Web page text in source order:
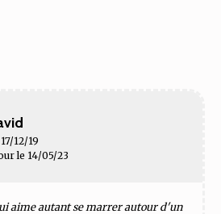
12/19
le 14/05/23
aime autant se marrer autour d'un